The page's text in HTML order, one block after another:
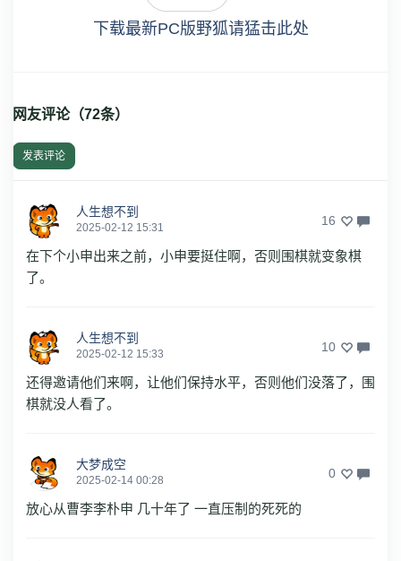
下载最新PC版野狐请猛击此处
网友评论（72条）
发表评论
人生想不到
2025-02-12 15:31 16
在下个小申出来之前，小申要挺住啊，否则围棋就变象棋
了。
人生想不到
2025-02-12 15:33 10
还得邀请他们来啊，让他们保持水平，否则他们没落了，围
棋就没人看了。
大梦成空
2025-02-14 00:28 0
放心从曹李李朴申 几十年了 一直压制的死死的